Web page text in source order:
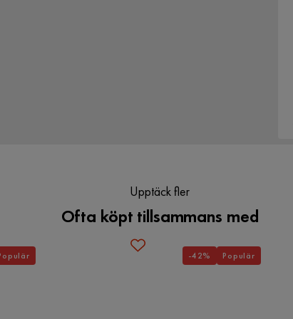
Upptäck fler
Ofta köpt tillsammans med
-42% Populär